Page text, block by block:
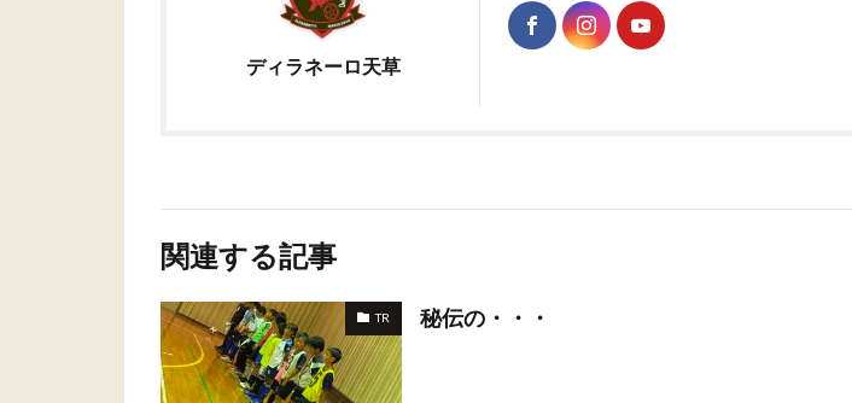
ディラネーロ天草
関連する記事
TR 秘伝の・・・